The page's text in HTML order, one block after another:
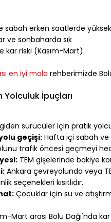
sabah erken saatlerde yüksek
ve sonbaharda sık
kar riski (Kasım-Mart)
en iyi mola rehberimizde
Yolculuk İpuçları
sürücüler için pratik
geçişi: Hafta içi sabah ve
trafik öncesi geçmeyi
TEM gişelerinde bakiye
Ankara çevreyolunda veya
seçenekleri kısıtlıdır.
Çocuklar için su ve
Mart arası Bolu Dağı'nda